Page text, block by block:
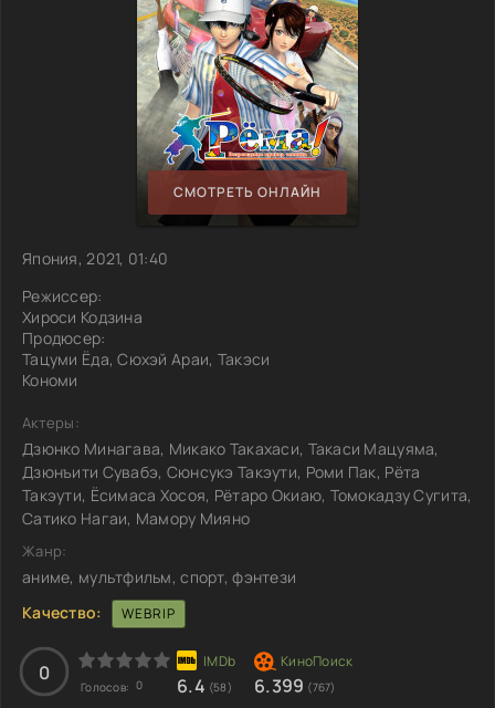
СМОТРЕТЬ ОНЛАЙН
Япония, 2021, 01:40
Режиссер:
Хироси Кодзина
Продюсер:
Тацуми Ёда, Сюхэй Араи, Такэси
Кономи
Актеры:
Дзюнко Минагава, Микако Такахаси, Такаси Мацуяма,
Дзюнъити Сувабэ, Сюнсукэ Такэути, Роми Пак, Рёта
Такэути, Ёсимаса Хосоя, Рётаро Окиаю, Томокадзу Сугита,
Сатико Нагаи, Мамору Мияно
Жанр:
аниме, мультфильм, спорт, фэнтези
Качество:
WEBRIP
0
Голосов: 0 6.4 (58) 6.399 (767)